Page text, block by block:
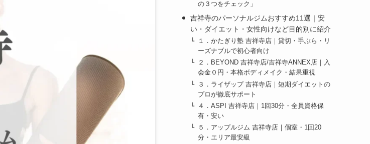
の３つをチェック」
吉祥寺のパーソナルジムおすすめ11選｜安
い・ダイエット・女性向けなど目的別に紹介
１．かたぎり塾 吉祥寺店｜貸切・手ぶら・リ
ーズナブルで初心者向け
２．BEYOND 吉祥寺店/吉祥寺ANNEX店｜入
会金０円・本格ボディメイク・結果重視
３．ライザップ 吉祥寺店｜短期ダイエットの
プロが徹底サポート
４．ASPI 吉祥寺店｜1回30分・全員資格保
有・安い
５．アップルジム 吉祥寺店｜個室・1回20
分・エリア最安級